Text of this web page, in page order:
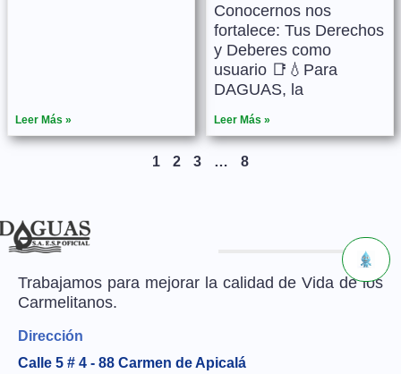
Leer Más »
Conocernos nos
fortalece: Tus Derechos
y Deberes como
usuario 📑💧Para
DAGUAS, la
Leer Más »
1 2 3 … 8
Trabajamos para mejorar la calidad de Vida de los
Carmelitanos.
Dirección
Calle 5 # 4 - 88 Carmen de Apicalá